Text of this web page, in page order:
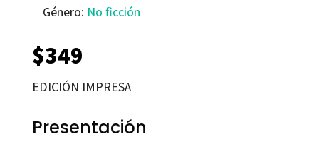
Género: No ficción
$349
EDICIÓN IMPRESA
Presentación